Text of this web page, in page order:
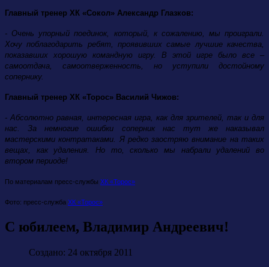
Главный тренер ХК «Сокол» Александр Глазков:
- Очень упорный поединок, который, к сожалению, мы проиграли.
Хочу поблагодарить ребят, проявивших самые лучшие качества,
показавших хорошую командную игру. В этой игре было все –
самоотдача, самоотверженность, но уступили достойному
сопернику.
Главный тренер ХК «Торос» Василий Чижов:
- Абсолютно равная, интересная игра, как для зрителей, так и для
нас. За немногие ошибки соперник нас тут же наказывал
мастерскими контратаками. Я редко заостряю внимание на таких
вещах, как удаления. Но то, сколько мы набрали удалений во
втором периоде!
По материалам пресс-службы ХК «Торос»
Фото: пресс-служба ХК «Торос»
С юбилеем, Владимир Андреевич!
Создано: 24 октября 2011